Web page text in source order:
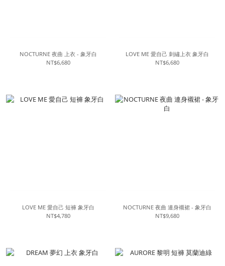
NOCTURNE 夜曲 上衣 - 象牙白
NT$6,680
LOVE ME 愛自己 刺繡上衣 象牙白
NT$6,680
LOVE ME 愛自己 短褲 象牙白
NT$4,780
NOCTURNE 夜曲 連身襯裙 - 象牙白
NT$9,680